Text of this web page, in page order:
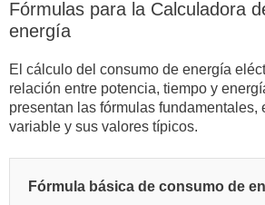
Fórmulas para la Calculadora
energía
El cálculo del consumo de energía
relación entre potencia, tiempo y
presentan las fórmulas fundamentales,
variable y sus valores típicos.
Fórmula básica de consumo de